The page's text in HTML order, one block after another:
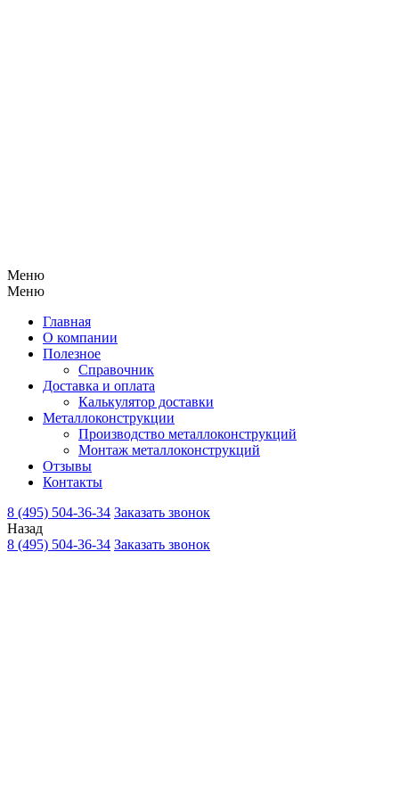
Меню
Меню
Главная
О компании
Полезное
Справочник
Доставка и оплата
Калькулятор доставки
Металлоконструкции
Производство металлоконструкций
Монтаж металлоконструкций
Отзывы
Контакты
8 (495) 504-36-34 Заказать звонок
Назад
8 (495) 504-36-34 Заказать звонок